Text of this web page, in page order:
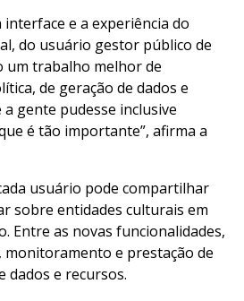
e a experiência do
do usuário gestor público de
trabalho melhor de
de geração de dados e
gente pudesse inclusive
é tão importante”, afirma a
usuário pode compartilhar
sobre entidades culturais em
Entre as novas funcionalidades,
monitoramento e prestação de
dados e recursos.